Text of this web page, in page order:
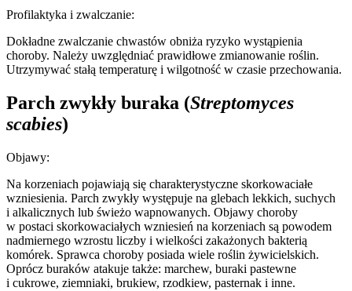
Profilaktyka i zwalczanie:
Dokładne zwalczanie chwastów obniża ryzyko wystąpienia
choroby. Należy uwzględniać prawidłowe zmianowanie roślin.
Utrzymywać stałą temperaturę i wilgotność w czasie przechowania.
Parch zwykły buraka (Streptomyces
scabies)
Objawy:
Na korzeniach pojawiają się charakterystyczne skorkowaciałe
wzniesienia. Parch zwykły występuje na glebach lekkich, suchych
i alkalicznych lub świeżo wapnowanych. Objawy choroby
w postaci skorkowaciałych wzniesień na korzeniach są powodem
nadmiernego wzrostu liczby i wielkości zakażonych bakterią
komórek. Sprawca choroby posiada wiele roślin żywicielskich.
Oprócz buraków atakuje także: marchew, buraki pastewne
i cukrowe, ziemniaki, brukiew, rzodkiew, pasternak i inne.